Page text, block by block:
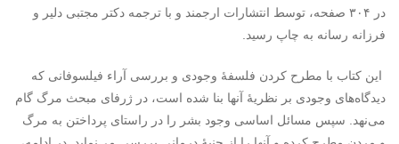
در ۳۰۴ صفحه، توسط انتشارات ارجمند و با ترجمه دکتر مجتبی دلیر و
فرزانه رسانه به چاپ رسید.
این کتاب با مطرح ‏کردن فلسفۀ وجودی و بررسی آراء فیلسوفانی که
دیدگاه‌‏های وجودی بر نظریۀ آنها بنا شده است، در ژرفای مبحث مرگ گام
می‌نهد. سپس مسائل اساسی وجود بشر را در راستای پرداختن به مرگ